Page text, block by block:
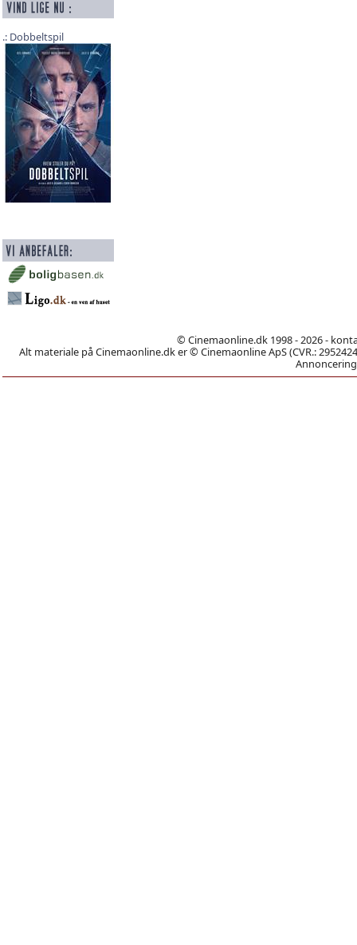
Dobbeltspil
© Cinemaonline.dk 1998 - 2026 -
Alt materiale på Cinemaonline.dk er © Cinemaonline ApS (CVR.: